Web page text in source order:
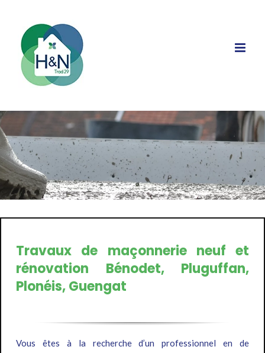
contenu
Travaux de maçonnerie neuf et
rénovation Bénodet, Pluguffan,
Plonéis, Guengat
Vous êtes à la recherche d’un professionnel en de